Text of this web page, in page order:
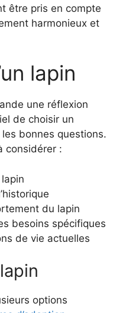
être pris en compte
harmonieux et
lapin
une réflexion
de choisir un
bonnes questions.
considérer :
du lapin
besoins spécifiques
de vie actuelles
options